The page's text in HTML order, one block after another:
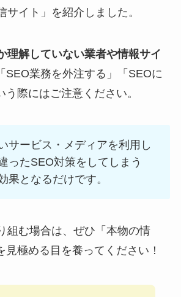
サイト」を紹介しました。
理解していない業者や情報サイ
SEO業務を外注する」「SEOに
際にはご注意ください。
サービス・メディアを利用し
ったSEO対策をしてしまう
果となるだけです。
組む場合は、ぜひ「本物の情
見極める目を養ってください！